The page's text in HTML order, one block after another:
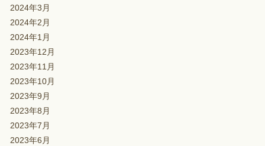
2024年3月
2024年2月
2024年1月
2023年12月
2023年11月
2023年10月
2023年9月
2023年8月
2023年7月
2023年6月